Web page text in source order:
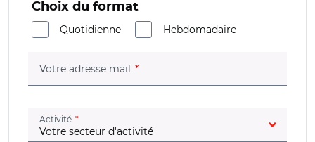
Choix du format
Quotidienne
Hebdomadaire
Votre adresse mail (champ obligatoire)
Activité (champ obligatoire)